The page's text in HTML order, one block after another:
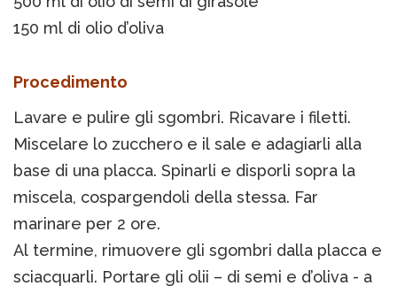
150 ml di olio d’oliva
Procedimento
Lavare e pulire gli sgombri. Ricavare i filetti.
Miscelare lo zucchero e il sale e adagiarli alla
base di una placca. Spinarli e disporli sopra la
miscela, cospargendoli della stessa. Far
marinare per 2 ore.
Al termine, rimuovere gli sgombri dalla placca e
sciacquarli. Portare gli olii – di semi e d’oliva - a